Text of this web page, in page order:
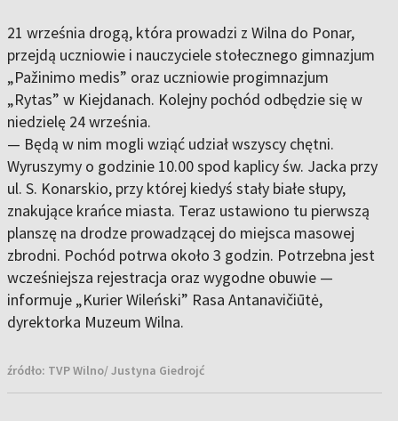
21 września drogą, która prowadzi z Wilna do Ponar,
przejdą uczniowie i nauczyciele stołecznego gimnazjum
„Pažinimo medis” oraz uczniowie progimnazjum
„Rytas” w Kiejdanach. Kolejny pochód odbędzie się w
niedzielę 24 września.
— Będą w nim mogli wziąć udział wszyscy chętni.
Wyruszymy o godzinie 10.00 spod kaplicy św. Jacka przy
ul. S. Konarskio, przy której kiedyś stały białe słupy,
znakujące krańce miasta. Teraz ustawiono tu pierwszą
planszę na drodze prowadzącej do miejsca masowej
zbrodni. Pochód potrwa około 3 godzin. Potrzebna jest
wcześniejsza rejestracja oraz wygodne obuwie —
informuje „Kurier Wileński” Rasa Antanavičiūtė,
dyrektorka Muzeum Wilna.
źródło: TVP Wilno/ Justyna Giedrojć